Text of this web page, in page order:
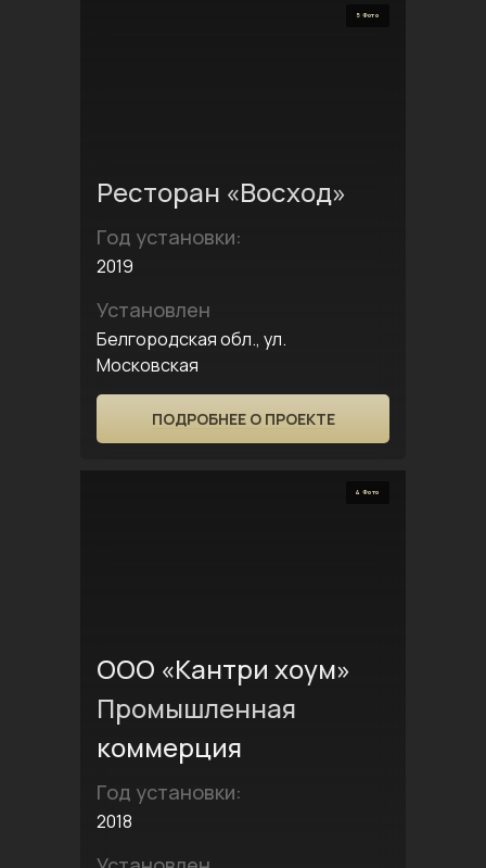
5 Фото
Ресторан «Восход»
Год установки:
2019
Установлен
Белгородская обл., ул.
Московская
ПОДРОБНЕЕ О ПРОЕКТЕ
4 Фото
ООО «Кантри хоум»
Промышленная
коммерция
Год установки:
2018